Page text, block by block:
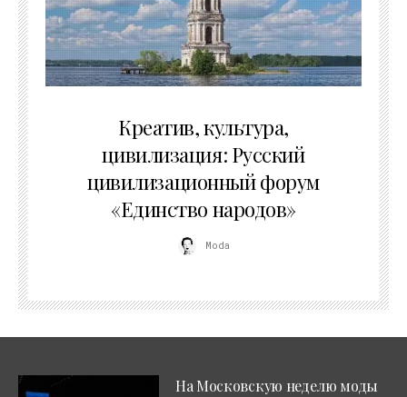
Креатив, культура,
цивилизация: Русский
цивилизационный форум
«Единство народов»
Moda
На Московскую неделю моды